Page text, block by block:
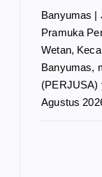
Banyumas |
Pramuka
Wetan,
Banyumas,
(PERJUSA)
Agustus